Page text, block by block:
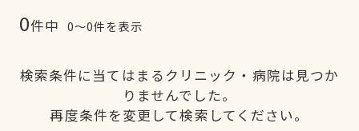
0件中 0〜0件を表示
検索条件に当てはまるクリニック・病院は見つか
りませんでした。
再度条件を変更して検索してください。